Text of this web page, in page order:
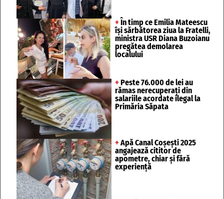
+ În timp ce Emilia Mateescu
își sărbătorea ziua la Fratelli,
ministra USR Diana Buzoianu
pregătea demolarea
localului
+ Peste 76.000 de lei au
rămas nerecuperați din
salariile acordate ilegal la
Primăria Săpata
+ Apă Canal Coșești 2025
angajează cititor de
apometre, chiar și fără
experiență